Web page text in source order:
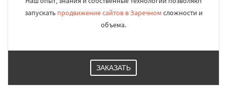
запускать продвижение сайтов в Заречном сложности и
объема.
ЗАКАЗАТЬ